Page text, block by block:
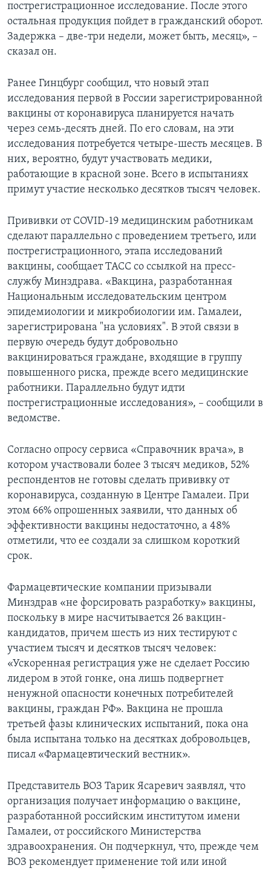
пострегистрационное исследование. После этого
остальная продукция пойдет в гражданский оборот.
Задержка – две-три недели, может быть, месяц», –
сказал он.
Ранее Гинцбург сообщил, что новый этап
исследования первой в России зарегистрированной
вакцины от коронавируса планируется начать
через семь-десять дней. По его словам, на эти
исследования потребуется четыре-шесть месяцев. В
них, вероятно, будут участвовать медики,
работающие в красной зоне. Всего в испытаниях
примут участие несколько десятков тысяч человек.
Прививки от COVID-19 медицинским работникам
сделают параллельно с проведением третьего, или
пострегистрационного, этапа исследований
вакцины, сообщает ТАСС со ссылкой на пресс-
службу Минздрава. «Вакцина, разработанная
Национальным исследовательским центром
эпидемиологии и микробиологии им. Гамалеи,
зарегистрирована "на условиях". В этой связи в
первую очередь будут добровольно
вакцинироваться граждане, входящие в группу
повышенного риска, прежде всего медицинские
работники. Параллельно будут идти
пострегистрационные исследования», – сообщили в
ведомстве.
Согласно опросу сервиса «Справочник врача», в
котором участвовали более 3 тысяч медиков, 52%
респондентов не готовы сделать прививку от
коронавируса, созданную в Центре Гамалеи. При
этом 66% опрошенных заявили, что данных об
эффективности вакцины недостаточно, а 48%
отметили, что ее создали за слишком короткий
срок.
Фармацевтические компании призывали
Минздрав «не форсировать разработку» вакцины,
поскольку в мире насчитывается 26 вакцин-
кандидатов, причем шесть из них тестируют с
участием тысяч и десятков тысяч человек:
«Ускоренная регистрация уже не сделает Россию
лидером в этой гонке, она лишь подвергнет
ненужной опасности конечных потребителей
вакцины, граждан РФ». Вакцина не прошла
третьей фазы клинических испытаний, пока она
была испытана только на десятках добровольцев,
писал «Фармацевтический вестник».
Представитель ВОЗ Тарик Ясаревич заявлял, что
организация получает информацию о вакцине,
разработанной российским институтом имени
Гамалеи, от российского Министерства
здравоохранения. Он подчеркнул, что, прежде чем
ВОЗ рекомендует применение той или иной